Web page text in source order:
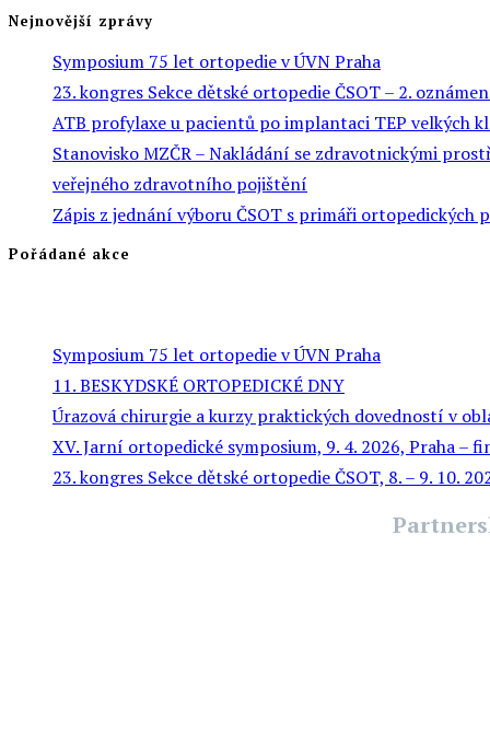
Nejnovější zprávy
Symposium 75 let ortopedie v ÚVN Praha
23. kongres Sekce dětské ortopedie ČSOT – 2.
ATB profylaxe u pacientů po implantaci TEP velkých
Stanovisko MZČR – Nakládání se zdravotnickými
veřejného zdravotního pojištění
Zápis z jednání výboru ČSOT s primáři ortopedických
Pořádané akce
Symposium 75 let ortopedie v ÚVN Praha
11. BESKYDSKÉ ORTOPEDICKÉ DNY
Úrazová chirurgie a kurzy praktických dovedností v
XV. Jarní ortopedické symposium, 9. 4. 2026, Praha –
23. kongres Sekce dětské ortopedie ČSOT, 8. – 9. 10.